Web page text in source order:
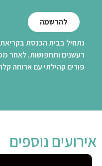
להרשמה
נתחיל בבית הכנסת
רעשנים ותחפושות. לאחר
פורים קהילתי עם ארוחה
אירועים נוספים